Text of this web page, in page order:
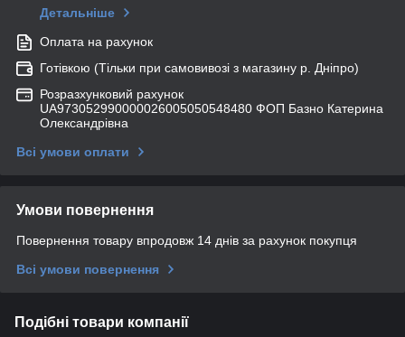
Детальніше
Оплата на рахунок
Готівкою (Тільки при самовивозі з магазину р. Дніпро)
Розразхунковий рахунок
UA973052990000026005050548480 ФОП Базно Катерина
Олександрівна
Всі умови оплати
Умови повернення
Повернення товару впродовж 14 днів за рахунок покупця
Всі умови повернення
Подібні товари компанії